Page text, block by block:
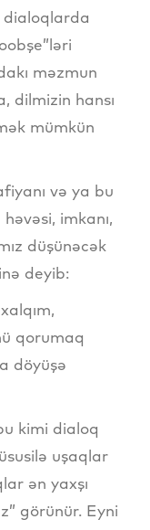
dialoqlarda
məzmun
dilmizin hansı
mümkün
və ya bu
imkanı,
düşünəcək
deyib:
qorumaq
döyüşə
kimi dialoq
uşaqlar
ən yaxşı
görünür. Eyni